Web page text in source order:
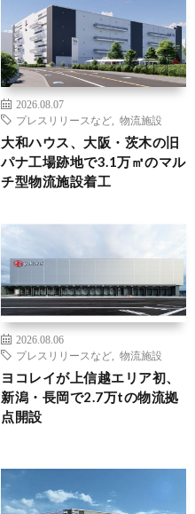
2026.08.07
プレスリリースなど
物流施設
大和ハウス、大阪・茨木の旧
パナ工場跡地で3.1万㎡のマル
チ型物流施設着工
2026.08.06
プレスリリースなど
物流施設
ヨコレイが上信越エリア初、
新潟・長岡で2.7万tの物流拠
点開設